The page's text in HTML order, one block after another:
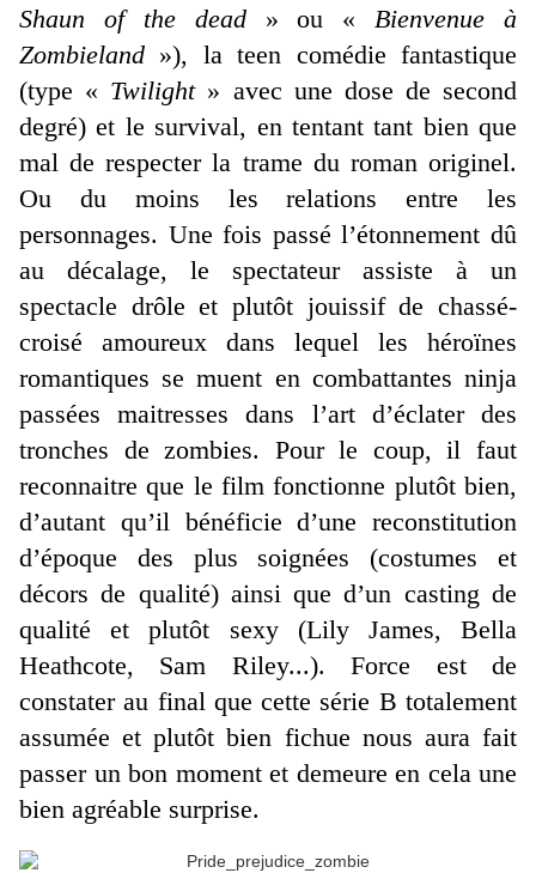
Shaun of the dead» ou «Bienvenue à
Zombieland »), la teen comédie fantastique
(type « Twilight » avec une dose de second
degré) et le survival, en tentant tant bien que
mal de respecter la trame du roman originel.
Ou du moins les relations entre les
personnages. Une fois passé l’étonnement dû
au décalage, le spectateur assiste à un
spectacle drôle et plutôt jouissif de chassé-
croisé amoureux dans lequel les héroïnes
romantiques se muent en combattantes ninja
passées maitresses dans l’art d’éclater des
tronches de zombies. Pour le coup, il faut
reconnaitre que le film fonctionne plutôt bien,
d’autant qu’il bénéficie d’une reconstitution
d’époque des plus soignées (costumes et
décors de qualité) ainsi que d’un casting de
qualité et plutôt sexy (Lily James, Bella
Heathcote, Sam Riley...). Force est de
constater au final que cette série B totalement
assumée et plutôt bien fichue nous aura fait
passer un bon moment et demeure en cela une
bien agréable surprise.